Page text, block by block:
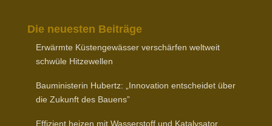
Die neuesten Beiträge
Erwärmte Küsten­ge­wässer verschärfen weltweit
schwüle Hitzewellen
Baumi­nis­terin Hubertz: „Inno­vation entscheidet über
die Zukunft des Bauens”
Effizient heizen mit Wasser­stoff und Katalysator